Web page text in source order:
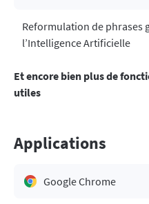
Reformulation de phrases
l’Intelligence Artificielle
Et encore bien plus de
utiles
Applications
Google Chrome